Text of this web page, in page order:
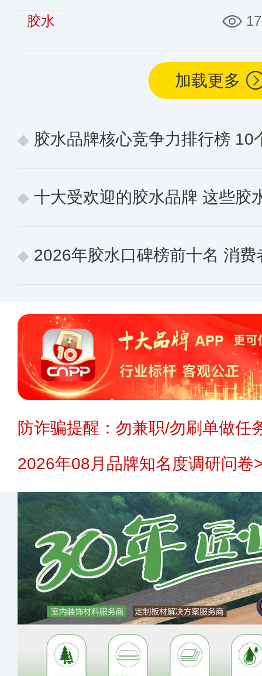
胶水
加载更多
胶水品牌核心竞争力排行榜 10个
十大受欢迎的胶水品牌 这些胶
2026年胶水口碑榜前十名 消
防诈骗提醒：勿兼职/勿刷单做任
2026年08月品牌知名度调研问卷